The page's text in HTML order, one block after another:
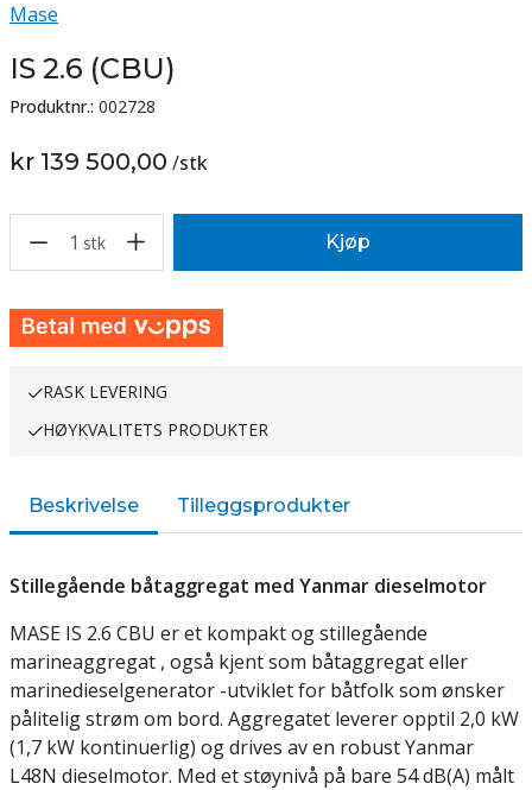
Mase
IS 2.6 (CBU)
Produktnr.: 002728
kr 139 500,00 /stk
1 stk Kjøp
RASK LEVERING
HØYKVALITETS PRODUKTER
Beskrivelse Tilleggsprodukter
Stillegående båtaggregat med Yanmar dieselmotor
MASE IS 2.6 CBU er et kompakt og stillegående
marineaggregat , også kjent som båtaggregat eller
marinedieselgenerator -utviklet for båtfolk som ønsker
pålitelig strøm om bord. Aggregatet leverer opptil 2,0 kW
(1,7 kW kontinuerlig) og drives av en robust Yanmar
L48N dieselmotor. Med et støynivå på bare 54 dB(A) målt